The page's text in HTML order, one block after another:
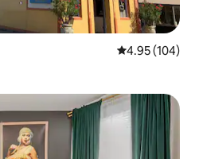
औसत रेटिंग 5 में से
4.95 (104)